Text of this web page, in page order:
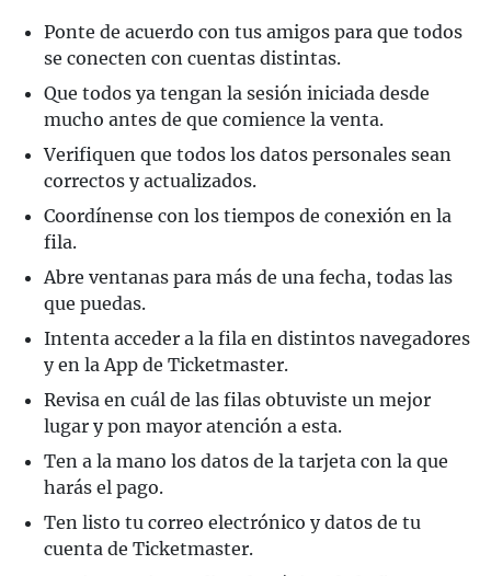
Ponte de acuerdo con tus amigos para que todos
se conecten con cuentas distintas.
Que todos ya tengan la sesión iniciada desde
mucho antes de que comience la venta.
Verifiquen que todos los datos personales sean
correctos y actualizados.
Coordínense con los tiempos de conexión en la
fila.
Abre ventanas para más de una fecha, todas las
que puedas.
Intenta acceder a la fila en distintos navegadores
y en la App de Ticketmaster.
Revisa en cuál de las filas obtuviste un mejor
lugar y pon mayor atención a esta.
Ten a la mano los datos de la tarjeta con la que
harás el pago.
Ten listo tu correo electrónico y datos de tu
cuenta de Ticketmaster.